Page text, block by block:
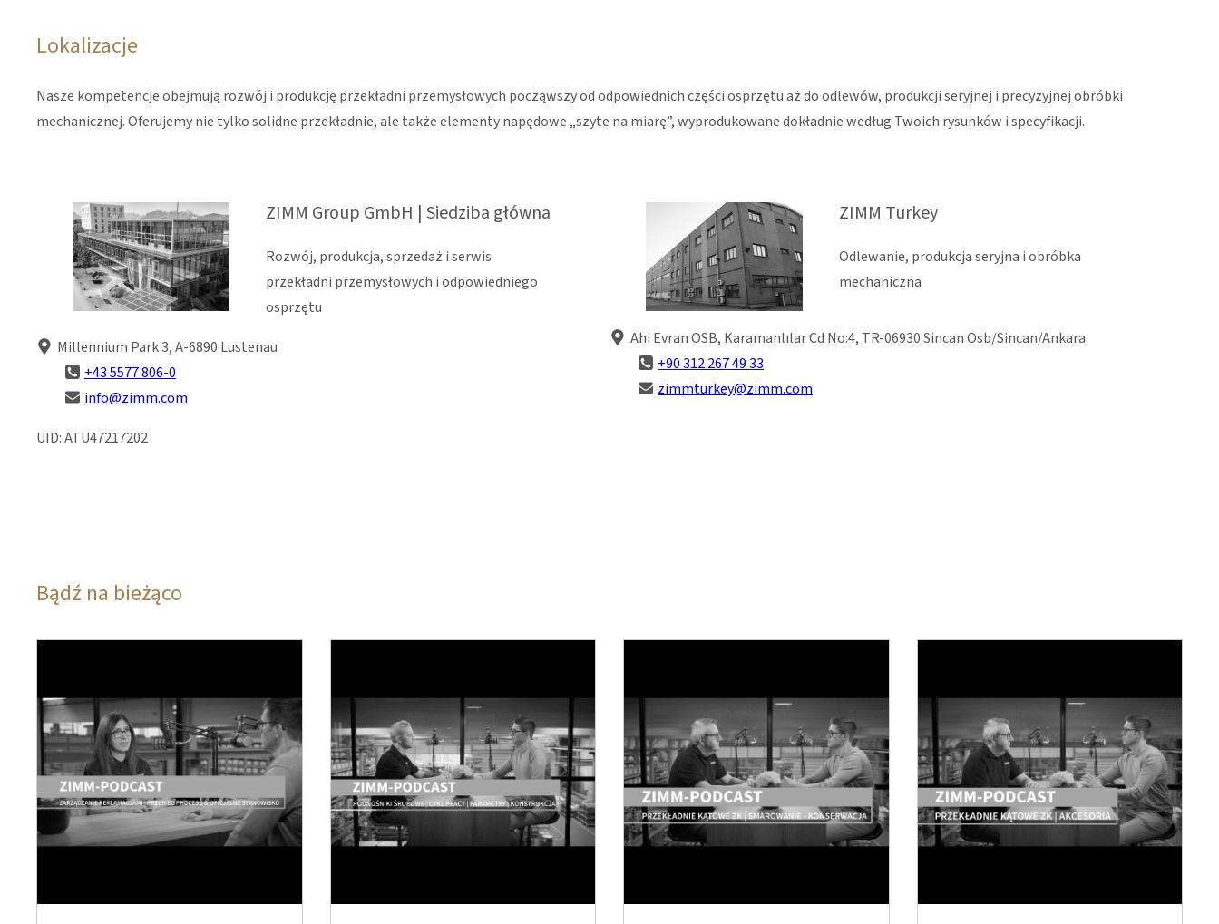
Lokalizacje
Nasze kompetencje obejmują rozwój i produkcję przekładni przemysłowych począwszy od odpowiednich części osprzętu aż do odlewów, produkcji seryjnej i precyzyjnej obróbki
mechanicznej. Oferujemy nie tylko solidne przekładnie, ale także elementy napędowe „szyte na miarę”, wyprodukowane dokładnie według Twoich rysunków i specyfikacji.
ZIMM Group GmbH | Siedziba główna
Rozwój, produkcja, sprzedaż i serwis
przekładni przemysłowych i odpowiedniego
osprzętu
Millennium Park 3, A-6890 Lustenau
+43 5577 806-0
info@zimm.com
UID: ATU47217202
ZIMM Turkey
Odlewanie, produkcja seryjna i obróbka
mechaniczna
Ahi Evran OSB, Karamanlılar Cd No:4, TR-06930 Sincan Osb/Sincan/Ankara
+90 312 267 49 33
zimmturkey@zimm.com
Bądź na bieżąco